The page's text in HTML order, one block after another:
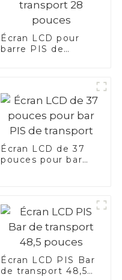
Écran LCD pour
barre PIS de
Écran LCD de 37
pouces pour bar
Écran LCD PIS Bar
de transport 48,5